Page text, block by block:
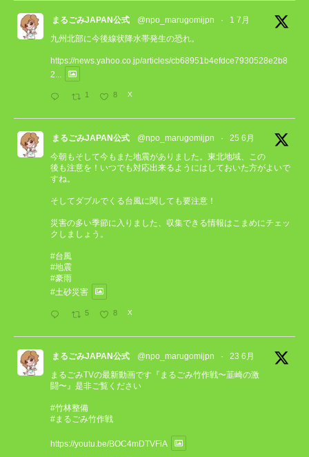
まるごみJAPAN公式 @npo_marugomijpn ·
1 7月
九州北部に今後線状降水帯発生の恐れ。
https://news.yahoo.co.jp/articles/cb68951b4efdce7930528e2b8
2...
1 8 X
まるごみJAPAN公式 @npo_marugomijpn ·
25 6月
今朝もそして今もまた地震がありました。東北地域、この
後も注意を！いつでも対応出来るようにはしておいた方がよいで
すね。
そしてダブルでくる台風に関しても要注意！
災害の多い季節に入りました、収集できる情報はこまめにチェッ
クしましょう。
#台風
#地震
#豪雨
#土砂災害
5 8 X
まるごみJAPAN公式 @npo_marugomijpn ·
23 6月
まるごみTVの最新動画です『まるごみ竹作戦〜韮崎の激
闘〜』是非ご覧ください
#竹林整備
#まるごみ竹作戦
https://youtu.be/BOC4mDTVFiA